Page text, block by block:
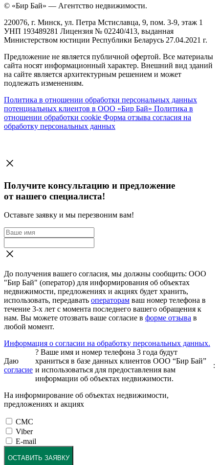
© «Бир Бай» — Агентство недвижимости.
220076, г. Минск, ул. Петра Мстиславца, 9, пом. 3-9, этаж 1
УНП 193489281 Лицензия № 02240/413, выданная
Министерством юстиции Республики Беларусь 27.04.2021 г.
Предложение не является публичной офертой. Все материалы
сайта носят информационный характер. Внешний вид зданий
на сайте является архитектурным решением и может
подлежать изменениям.
Политика в отношении обработки персональных данных
потенциальных клиентов в ООО «Бир Бай» Политика в
отношении обработки cookie Форма отзыва согласия на
обработку персональных данных
Получите консультацию и предложение
от нашего специалиста!
Оставьте заявку и мы перезвоним вам!
До получения вашего согласия, мы должны сообщить: ООО
"Бир Бай" (оператор) для информирования об объектах
недвижимости, предложениях и акциях будет хранить,
использовать, передавать операторам ваш номер телефона в
течение 3-х лет с момента последнего вашего обращения к
нам. Вы можете отозвать ваше согласие в форме отзыва в
любой момент.
Информация о согласии на обработку персональных данных.
Даю
согласие
? Ваше имя и номер телефона 3 года будут
храниться в базе данных клиентов ООО “Бир Бай”
и использоваться для предоставления вам
информации об объектах недвижимости.
:
На информирование об объектах недвижимости,
предложениях и акциях
СМС
Viber
E-mail
ОСТАВИТЬ ЗАЯВКУ